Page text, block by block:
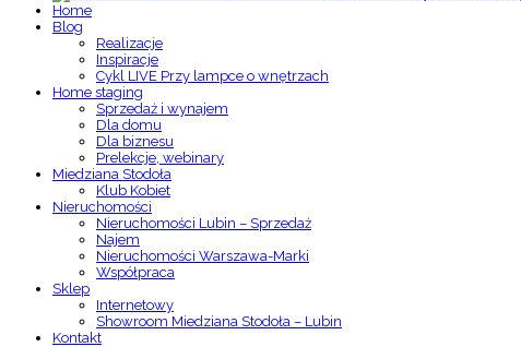
Home
Blog
Realizacje
Inspiracje
Cykl LIVE Przy lampce o wnętrzach
Home staging
Sprzedaż i wynajem
Dla domu
Dla biznesu
Prelekcje, webinary
Miedziana Stodoła
Klub Kobiet
Nieruchomości
Nieruchomości Lubin – Sprzedaż
Najem
Nieruchomości Warszawa-Marki
Współpraca
Sklep
Internetowy
Showroom Miedziana Stodoła – Lubin
Kontakt